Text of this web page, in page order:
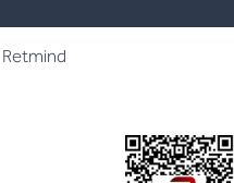
Retmind